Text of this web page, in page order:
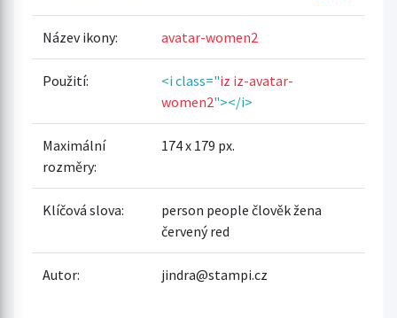
Název ikony: avatar-women2
Použití: <i class="iz iz-avatar-
women2"></i>
Maximální
rozměry:
174 x 179 px.
Klíčová slova:
person people člověk žena
červený red
Autor: jindra@stampi.cz